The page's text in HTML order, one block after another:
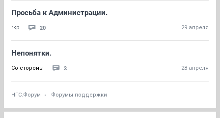
Просьба к Администрации.
rkp 20 29 апреля
Непонятки.
Со стороны 2 28 апреля
НГС.Форум Форумы поддержки